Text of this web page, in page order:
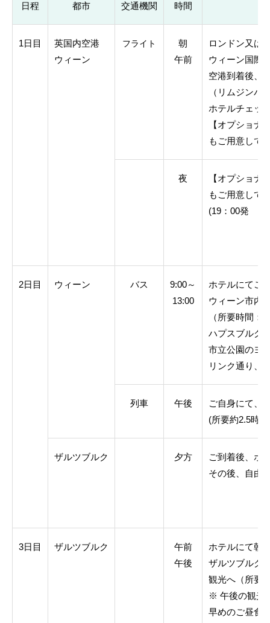
日程 都市 交通機関 時間
1日目
英国内空港
ウィーン
フライト
朝
午前
ロンドン又は
ウィーン国際
空港到着後、
（リムジンバ
ホテルチェッ
【オプショナ
もご用意して
夜
【オプショナ
もご用意して
(19：00発 所
2日目 ウィーン バス
9:00～
13:00
ホテルにてご
ウィーン市内
（所要時間：
ハプスブルグ
市立公園のヨ
リンク通り、
列車 午後
ご自身にて、
(所要約2.5時
ザルツブルク 夕方
ご到着後、ホ
その後、自由
3日目 ザルツブルク
午前
午後
ホテルにて朝
ザルツブルグ
観光へ（所要
※ 午後の観光
早めのご昼食